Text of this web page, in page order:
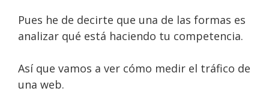
Pues he de decirte que una de las formas es
analizar qué está haciendo tu competencia.
Así que vamos a ver cómo medir el tráfico de
una web.